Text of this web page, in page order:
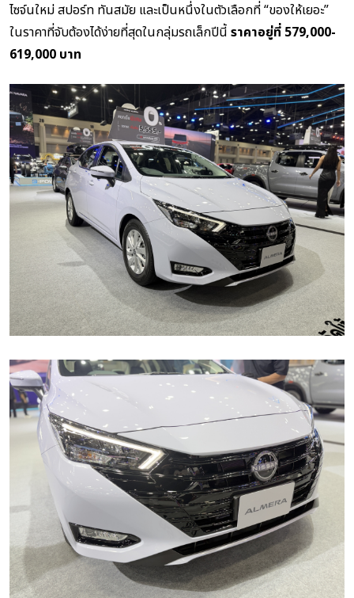
ไซจ์นใหม่ สปอร์ท ทันสมัย และเป็นหนึ่งในตัวเลือกที่ “ของให้เยอะ”
ในราคาที่จับต้องได้ง่ายที่สุดในกลุ่มรถเล็กปีนี้ ราคาอยู่ที่ 579,000-
619,000 บาท